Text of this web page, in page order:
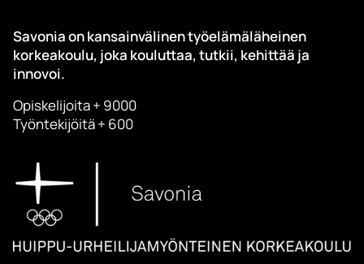
Savonia on kansainvälinen työelämäläheinen
korkeakoulu, joka kouluttaa, tutkii, kehittää ja
innovoi.
Opiskelijoita + 9000
Työntekijöitä + 600